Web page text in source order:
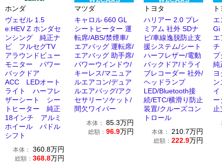
ホンダ
ヴェゼル 1.5
e:HEV Z ホンダセ
ンシング 純正ナ
ビ フルセグTV
アラウンドビュー
モニター パワー
バックドア
ACC LEDオート
ライト ハーフレ
ザーシート シー
トヒーター 純正
18インチ アルミ
ホイール パドル
シフト
本体： 360.8万円
総額： 368.8万円
マツダ
キャロル 660 GL
シートヒーター 運
転席/ABS/禁煙車/
エアバッグ 運転席/
エアバッグ 助手席/
パワーウインドウ/
キーレス/マニュア
ルエアコン/デュア
ルエアバッグ/アク
セサリーソケット/
間欠ワイパー
本体： 85.3万円
総額： 96.9万円
トヨタ
ハリアー 2.0 プレ
ミアム 社外 SDナ
ビ/車線逸脱防止支
援システム/シート
ハーフレザー/電動
バックドア/ドライ
ブレコーダー 社外/
ヘッドランプ
LED/Bluetooth接
続/ETC/横滑り防止
装置/クルーズコン
トロール
本体： 210.7万円
総額： 222.9万円
エ
Gi
エ
チ
プ
純
イ
ー